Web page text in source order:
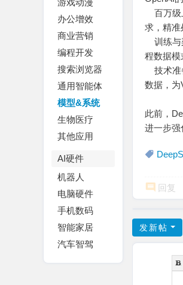
游戏动漫
办公增效
商业营销
编程开发
搜索浏览器
通用智能体
模型&系统
生物医疗
其他应用
AI硬件
机器人
电脑硬件
手机数码
智能家居
汽车智驾
百万级
求，精准
训练与
程数据模
技术准
数据，为
此前，
进一步强
回复
发新帖